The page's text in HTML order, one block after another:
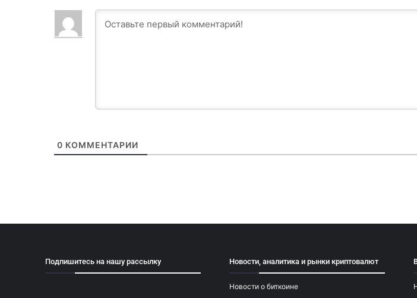
0 КОММЕНТАРИИ
Подпишитесь на нашу рассылку Новости, аналитика и рынки криптовалют
Новости о биткоине